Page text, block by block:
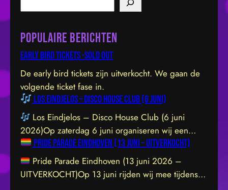
e
r
c
Populaire berichten
Early bird tickets -sold out
De early bird tickets zijn uitverkocht. We gaan de
volgende ticket fase in.
Los Eindjelos – Disco House Club (6 juni)
Los Eindjelos – Disco House Club (6 juni
2026)Op zaterdag 6 juni organiseren wij een
exclusieve clubavond van 20:30 tot 01:30 in een
sfeervolle, intieme locatie aan de Hofstraat 85b in
Eindhoven. De venue is prachtig ingericht en staat
garant voor een geweldige vibe. Let op: de
Pride Parade Eindhoven (13 juni – UITVERKOCHT)
Pride Parade Eindhoven (13 juni 2026 –
UITVERKOCHT)Op 13 juni rijden wij mee tijdens